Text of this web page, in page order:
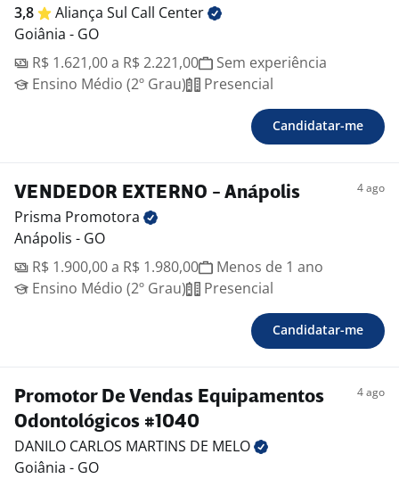
3,8 Aliança Sul Call Center
Goiânia - GO
R$ 1.621,00 a R$ 2.221,00
Sem experiência
Ensino Médio (2º Grau)
Presencial
Candidatar-me
VENDEDOR EXTERNO - Anápolis 4 ago
Prisma Promotora
Anápolis - GO
R$ 1.900,00 a R$ 1.980,00
Menos de 1 ano
Ensino Médio (2º Grau)
Presencial
Candidatar-me
Promotor De Vendas Equipamentos
Odontológicos #1040
4 ago
DANILO CARLOS MARTINS DE MELO
Goiânia - GO